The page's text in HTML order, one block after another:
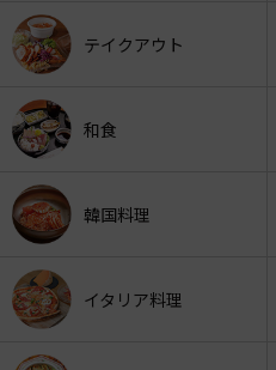
テイクアウト
和食
韓国料理
イタリア料理